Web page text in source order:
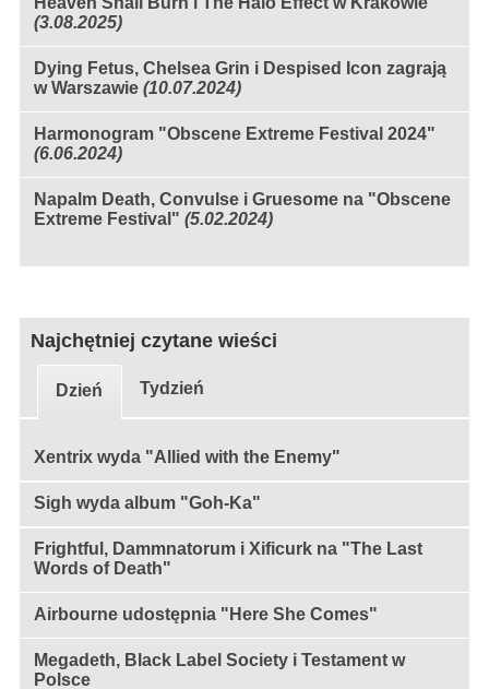
(3.08.2025)
Dying Fetus, Chelsea Grin i Despised Icon zagrają
w Warszawie (10.07.2024)
Harmonogram "Obscene Extreme Festival 2024"
(6.06.2024)
Napalm Death, Convulse i Gruesome na "Obscene
Extreme Festival" (5.02.2024)
Najchętniej czytane wieści
Dzień Tydzień
Xentrix wyda "Allied with the Enemy"
Sigh wyda album "Goh-Ka"
Frightful, Dammnatorum i Xificurk na "The Last
Words of Death"
Airbourne udostępnia "Here She Comes"
Megadeth, Black Label Society i Testament w
Polsce